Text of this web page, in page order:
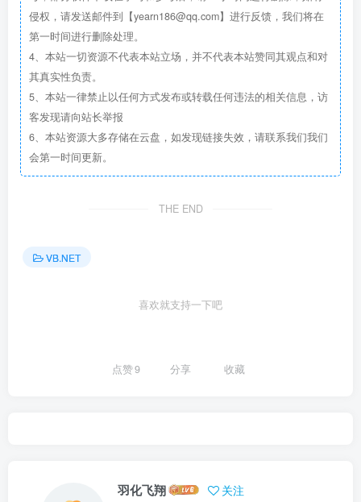
侵权，请发送邮件到【yearn186@qq.com】进行反馈，我们将在
第一时间进行删除处理。
4、本站一切资源不代表本站立场，并不代表本站赞同其观点和对
其真实性负责。
5、本站一律禁止以任何方式发布或转载任何违法的相关信息，访
客发现请向站长举报
6、本站资源大多存储在云盘，如发现链接失效，请联系我们我们
会第一时间更新。
THE END
VB.NET
喜欢就支持一下吧
点赞9 分享 收藏
羽化飞翔 关注